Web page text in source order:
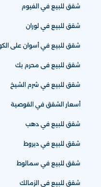
شقق للبيع في الفيوم
شقق للبيع في لوران
شقق للبيع في أسوان على
شقق للبيع فى محرم بك
شقق للبيع في شرم الشيخ
أسعار الشقق في القوصية
شقق للبيع في دهب
شقق للبيع في ديروط
شقق للبيع في سمالوط
شقق للبيع في الزمالك